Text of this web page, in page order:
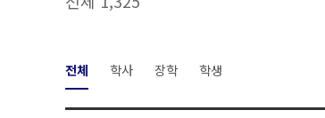
전체 학사 장학 학생